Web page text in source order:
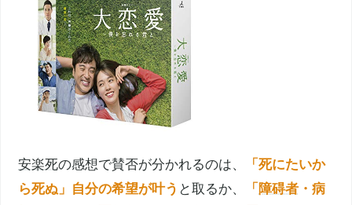
安楽死の感想で賛否が分かれるのは、
「死にたいか
ら死ぬ」自分の希望が叶う と取るか、 「 障碍者 ・病